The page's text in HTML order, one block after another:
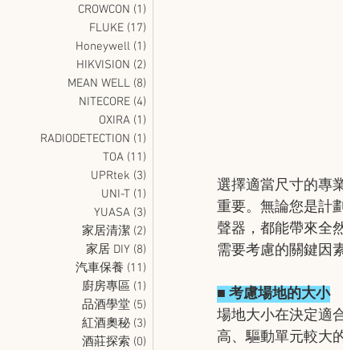
CROWCON (1)
FLUKE (17)
Honeywell (1)
HIKVISION (2)
MEAN WELL (8)
NITECORE (4)
OXIRA (1)
RADIODETECTION (1)
TOA (11)
UPRtek (3)
UNI-T (1)
YUASA (3)
家居清潔 (2)
家居 DIY (8)
汽車保養 (11)
廚房專區 (1)
品酒學堂 (5)
紅酒奧秘 (3)
酒莊探索 (0)
選擇適當尺寸的專
重要。無論您是計
聲器，都能帶來全
需要考慮的關鍵因素
■ 考慮場地的大小
場地大小在決定適
高、驅動單元較大